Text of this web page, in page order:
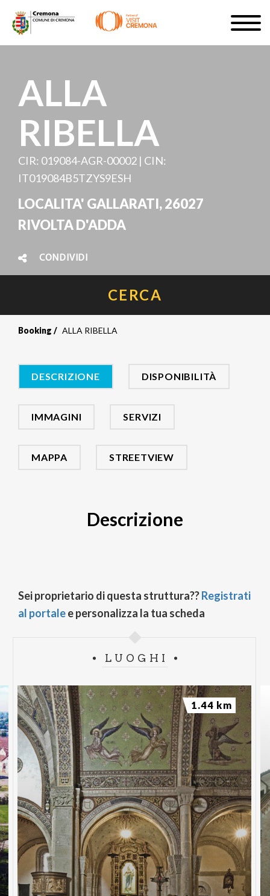
Salta
contenuto
ISCRIVITI
IT
#turismocremona
ALLA
RIBELLA
CIR: 019084-AGR-00002 | CIN:
IT019084B5TZYS9ESH
LOCALITA' GALLARATI, 26027
RIVOLTA D'ADDA
CONDIVIDI
CERCA
Booking ALLA RIBELLA
DESCRIZIONE DISPONIBILITÀ
IMMAGINI SERVIZI
MAPPA STREETVIEW
Descrizione
Sei proprietario di questa struttura??Registrati
al portalee personalizza la tua scheda
LUOGHI
1.44 km